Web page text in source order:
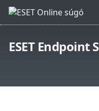
ESET Endpoint